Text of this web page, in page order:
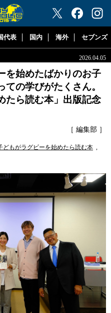
"ラグビーリパブリック"
代表 国内 海外 セブンズ
2026.04.05
を始めたばかりのお子
の学びがたくさん。
たら読む本」出版記念
［ 編集部 ］
どもがラグビーを始めたら読む本 ,